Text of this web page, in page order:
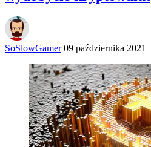
SoSlowGamer 09 października 2021